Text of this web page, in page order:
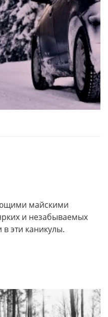
майскими
и незабываемых
эти каникулы.